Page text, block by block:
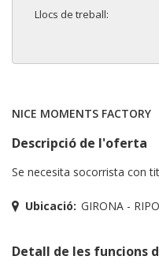
Llocs de treball:
NICE MOMENTS FACTORY
Descripció de l'oferta
Se necesita socorrista con
Ubicació: GIRONA -
Detall de les funcions